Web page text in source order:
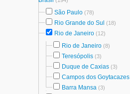
São Paulo (78)
Rio Grande do Sul (18)
Rio de Janeiro (12)
Rio de Janeiro (8)
Teresópolis (3)
Duque de Caxias (3)
Campos dos Goytacazes
Barra Mansa (3)